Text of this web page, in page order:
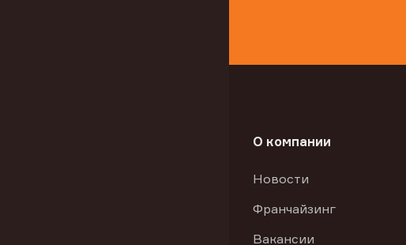
О компании
Новости
Франчайзинг
Вакансии